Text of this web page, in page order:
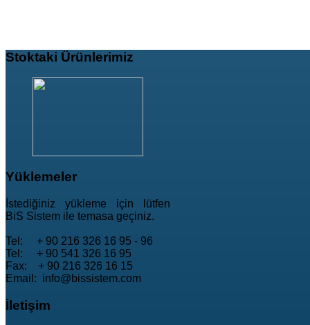
Stoktaki Ürünlerimiz
Yüklemeler
İstediğiniz yükleme için lütfen
BiS Sistem ile temasa geçiniz.
Tel: + 90 216 326 16 95 - 96
Tel: + 90 541 326 16 95
Fax: + 90 216 326 16 15
Email: info@bissistem.com
İletişim